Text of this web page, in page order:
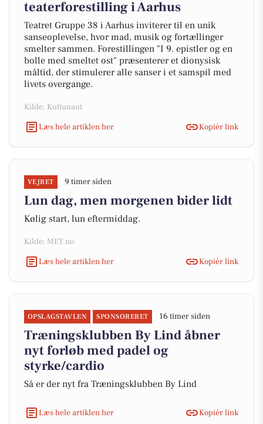
teaterforestilling i Aarhus
Teatret Gruppe 38 i Aarhus inviterer til en unik
sanseoplevelse, hvor mad, musik og fortællinger
smelter sammen. Forestillingen "I 9. epistler og en
bolle med smeltet ost" præsenterer et dionysisk
måltid, der stimulerer alle sanser i et samspil med
livets overgange.
Kilde: Kultunaut
Læs hele artiklen her
Kopiér link
VEJRET 9 timer siden
Lun dag, men morgenen bider lidt
Kølig start, lun eftermiddag.
Kilde: MET.no
Læs hele artiklen her
Kopiér link
OPSLAGSTAVLEN SPONSORERET 16 timer siden
Træningsklubben By Lind åbner
nyt forløb med padel og
styrke/cardio
Så er der nyt fra Træningsklubben By Lind
Læs hele artiklen her Kopiér link